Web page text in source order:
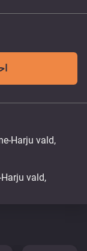
Harju vald,